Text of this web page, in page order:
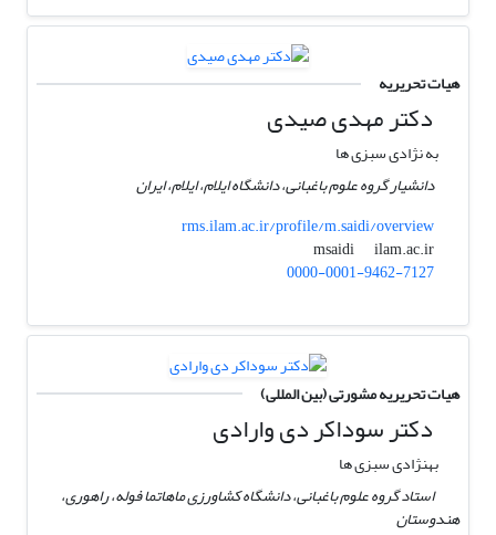
هیات تحریریه
دکتر مهدی صیدی
به نژادی سبزی ها
دانشیار گروه علوم باغبانی، دانشگاه ایلام، ایلام، ایران
rms.ilam.ac.ir/profile/m.saidi/overview
msaidi
ilam.ac.ir
0000-0001-9462-7127
هیات تحریریه مشورتی (بین المللی)
دکتر سوداکر دی وارادی
بهنژادی سبزی ها
استاد گروه علوم باغبانی، دانشگاه کشاورزی ماهاتما فوله، راهوری،
هندوستان